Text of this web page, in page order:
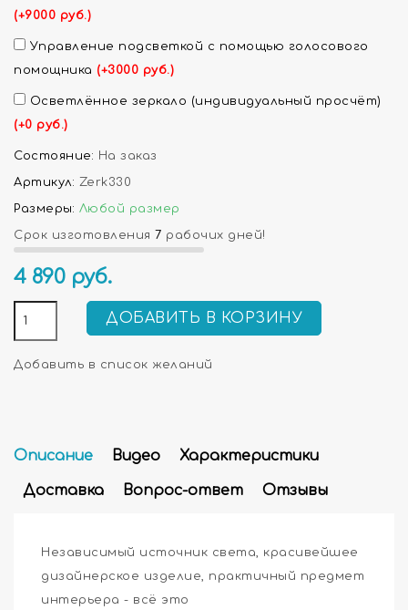
(+9000 руб.)
Управление подсветкой с помощью голосового
помощника (+3000 руб.)
Осветлённое зеркало (индивидуальный просчёт)
(+0 руб.)
Состояние: На заказ
Артикул: Zerk330
Размеры: Любой размер
Срок изготовления 7 рабочих дней!
4 890 руб.
ДОБАВИТЬ В КОРЗИНУ
Добавить в список желаний
Описание Видео Характеристики
Доставка Вопрос-ответ Отзывы
Независимый источник света, красивейшее
дизайнерское изделие, практичный предмет
интерьера - всё это